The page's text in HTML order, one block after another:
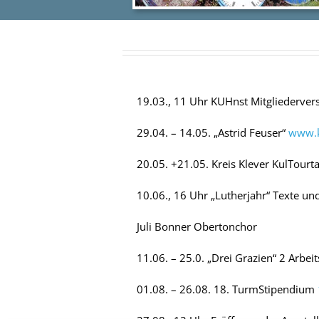
19.03., 11 Uhr KUHnst
29.04. – 14.05. „Astrid Feuser“
20.05. +21.05. Kreis Klever
10.06., 16 Uhr „Lutherjahr“ Texte
Juli Bonner Obertonchor
11.06. – 25.0. „Drei Grazien“ 2
01.08. – 26.08. 18. TurmStipendium